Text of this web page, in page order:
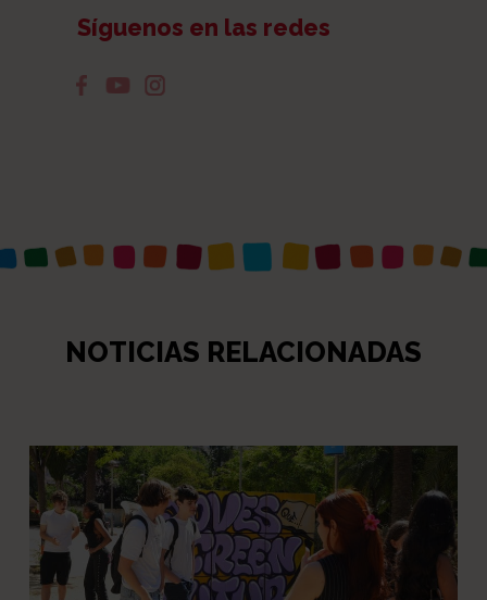
Síguenos en las redes
NOTICIAS RELACIONADAS